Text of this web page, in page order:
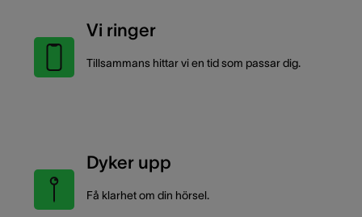
Vi ringer
Tillsammans hittar vi en tid som passar dig.
Dyker upp
Få klarhet om din hörsel.